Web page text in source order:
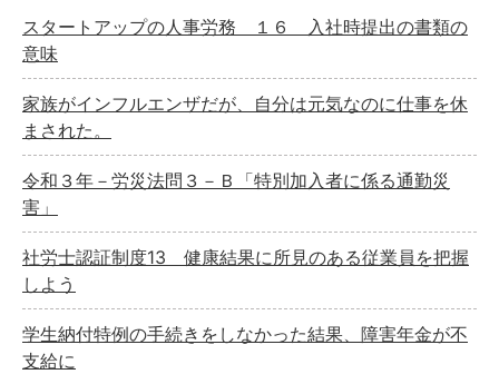
スタートアップの人事労務 １６ 入社時提出の書類の
意味
家族がインフルエンザだが、自分は元気なのに仕事を休
まされた。
令和３年－労災法問３－Ｂ「特別加入者に係る通勤災
害」
社労士認証制度13 健康結果に所見のある従業員を把握
しよう
学生納付特例の手続きをしなかった結果、障害年金が不
支給に